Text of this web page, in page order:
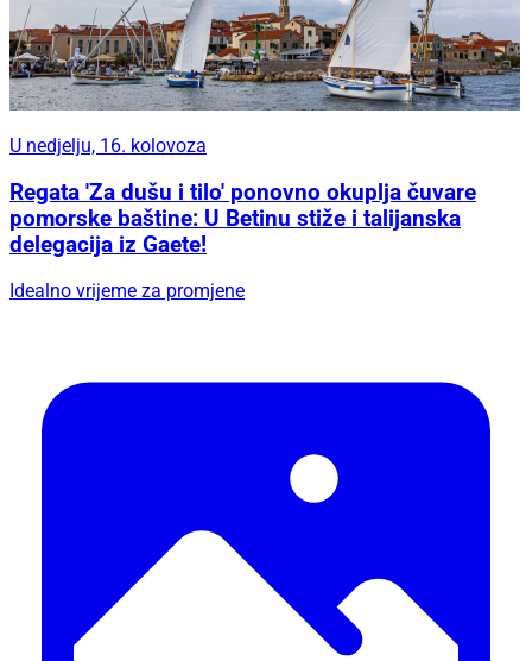
U nedjelju, 16. kolovoza
Regata 'Za dušu i tilo' ponovno okuplja čuvare
pomorske baštine: U Betinu stiže i talijanska
delegacija iz Gaete!
Idealno vrijeme za promjene